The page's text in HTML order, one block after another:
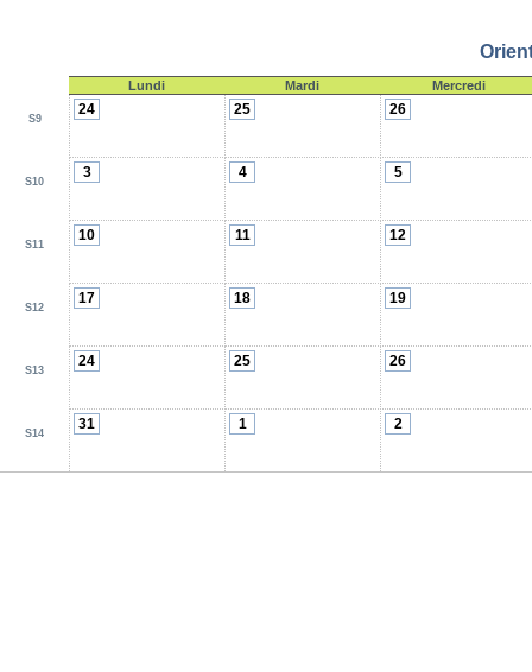
Lundi Mardi Mercredi
S9
24 25 26
S10
3 4 5
S11
10 11 12
S12
17 18 19
S13
24 25 26
S14
31 1 2